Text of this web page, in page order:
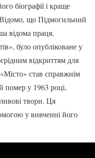
біографії і краще
що Підмогильний
відома праця,
було опубліковане у
відкриттям для
став справжнім
помер у 1963 році,
твори. Ця
у вивченні його